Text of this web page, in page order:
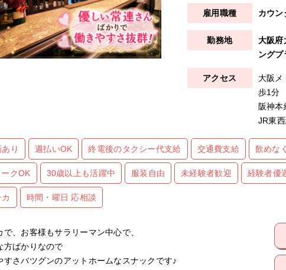
カウン
大阪
ングプ
大阪メ
歩1分
阪神
JR東
り 週払いOK 終電後のタクシー代支給 交通費支給 飲めな
クOK 30歳以上も活躍中 服装自由 未経験者歓迎 経験者優
時間・曜日 応相談
で、お客様もサラリーマン中心で、
方ばかりなので
すさバツグンのアットホームなスナックです♪